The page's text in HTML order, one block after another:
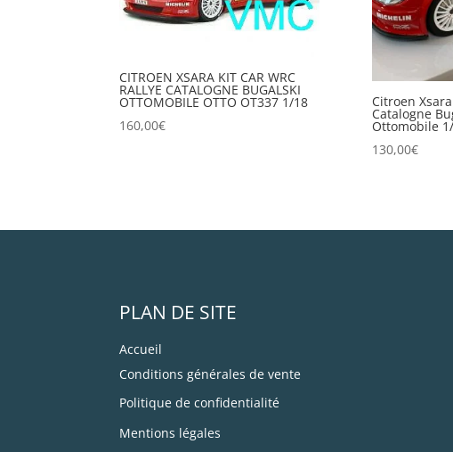
CITROEN XSARA KIT CAR WRC
RALLYE CATALOGNE BUGALSKI
OTTOMOBILE OTTO OT337 1/18
160,00€
Citroen
Catalogne
Ottomobile
130,00€
PLAN DE SITE
Accueil
Conditions générales de vente
Politique de confidentialité
Mentions légales